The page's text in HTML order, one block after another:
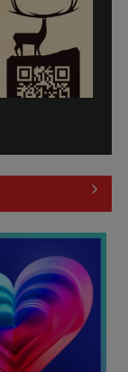
în topul
seară, la TVR